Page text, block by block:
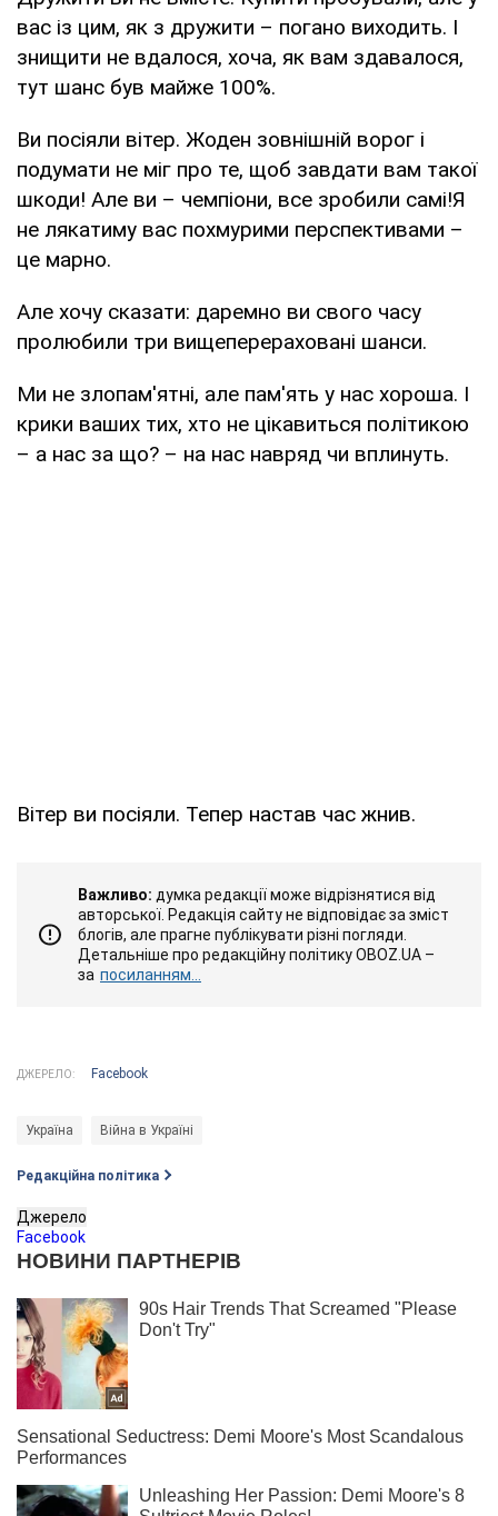
вас із цим, як з дружити – погано виходить. І
знищити не вдалося, хоча, як вам здавалося,
тут шанс був майже 100%.
Ви посіяли вітер. Жоден зовнішній ворог і
подумати не міг про те, щоб завдати вам такої
шкоди! Але ви – чемпіони, все зробили самі!Я
не лякатиму вас похмурими перспективами –
це марно.
Але хочу сказати: даремно ви свого часу
пролюбили три вищеперераховані шанси.
Ми не злопам'ятні, але пам'ять у нас хороша. І
крики ваших тих, хто не цікавиться політикою
– а нас за що? – на нас навряд чи вплинуть.
Вітер ви посіяли. Тепер настав час жнив.
Важливо: думка редакції може відрізнятися від
авторської. Редакція сайту не відповідає за зміст
блогів, але прагне публікувати різні погляди.
Детальніше про редакційну політику OBOZ.UA –
за посиланням...
ДЖЕРЕЛО: Facebook
Україна Війна в Україні
Редакційна політика
Джерело
Facebook